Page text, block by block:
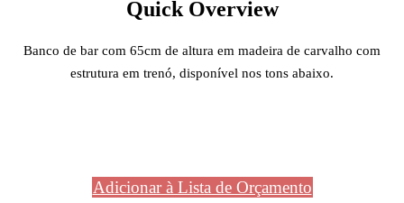
Quick Overview
Banco de bar com 65cm de altura em madeira de carvalho com
estrutura em trenó, disponível nos tons abaixo.
Adicionar à Lista de Orçamento